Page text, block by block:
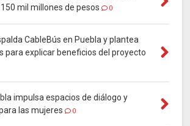
mil millones de pesos
0
CableBús en Puebla y plantea
para explicar beneficios del proyecto
impulsa espacios de diálogo y
las mujeres
0